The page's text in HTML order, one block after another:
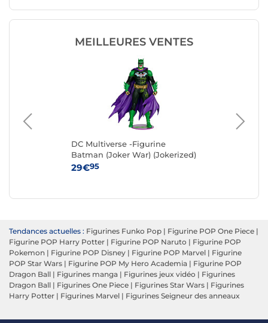
MEILLEURES VENTES
DC Multiverse -Figurine
Batman (Joker War) (Jokerized)
(Gold Label) 18 cm
29€95
Tendances actuelles : Figurines Funko Pop | Figurine POP One Piece |
Figurine POP Harry Potter | Figurine POP Naruto | Figurine POP
Pokemon | Figurine POP Disney | Figurine POP Marvel | Figurine
POP Star Wars | Figurine POP My Hero Academia | Figurine POP
Dragon Ball | Figurines manga | Figurines jeux vidéo | Figurines
Dragon Ball | Figurines One Piece | Figurines Star Wars | Figurines
Harry Potter | Figurines Marvel | Figurines Seigneur des anneaux